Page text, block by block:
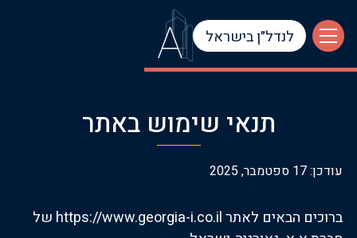
לנדל״ן בישראל
תנאי שימוש באתר
עודכן: 17 ספטמבר, 2025
ברוכים הבאים לאתרhttps://www.georgia-i.co.il של